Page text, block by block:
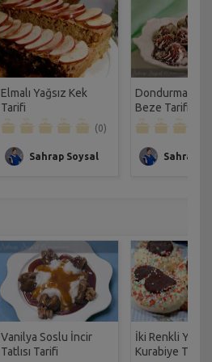
Elmalı Yağsız Kek
Tarifi
(0)
Sahrap Soysal
Dondurmalı
Beze Tarifi
Sahrap
Vanilya Soslu İncir
Tatlısı Tarifi
İki Renkli
Kurabiye Tarifi